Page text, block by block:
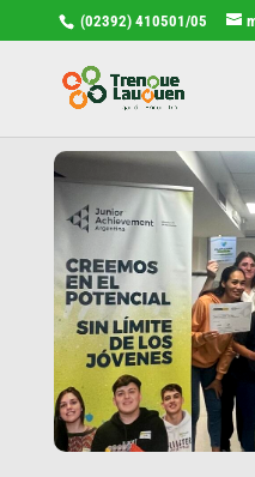
(02392) 410501/05